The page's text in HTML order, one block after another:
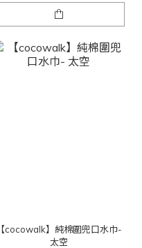
【cocowalk】純棉圍兜口水巾-
太空